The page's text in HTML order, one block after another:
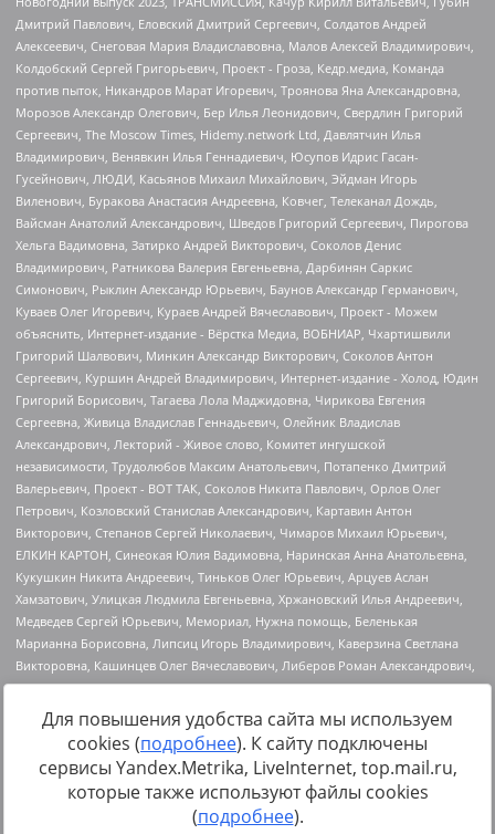
https://minjust.gov.ru/uploaded/files/reestr-
inostrannyih-agentov-22-03-2024.pdfданные на22.03.2024
Для повышения удобства сайта мы используем
cookies (подробнее). К сайту подключены
сервисы Yandex.Metrika, LiveInternet, top.mail.ru,
которые также используют файлы cookies
(подробнее).